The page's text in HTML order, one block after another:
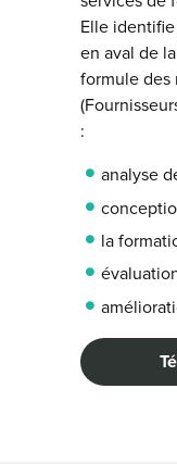
Elle
en aval de
formule des
:
analyse
la